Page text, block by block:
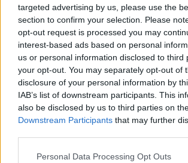
targeted advertising by us, please use the
section to confirm your selection. Please
opt-out request is processed you may
interest-based ads based on personal
us or personal information disclosed to third
your opt-out. You may separately opt-out of
disclosure of your personal information by
IAB’s list of downstream participants. This
also be disclosed by us to third parties on
Downstream Participants that may further
Personal Data Processing Opt Outs
Priechodka kábla AT-350,
plast pr.60mm
čerešňa/kalvados
MG-23023
Na sklade (16 ks)
Odosielame okamžite
0,60 €
0,49 € bez DPH
- +
Priechodka
plast
tmavý
MG-23031
Na
-